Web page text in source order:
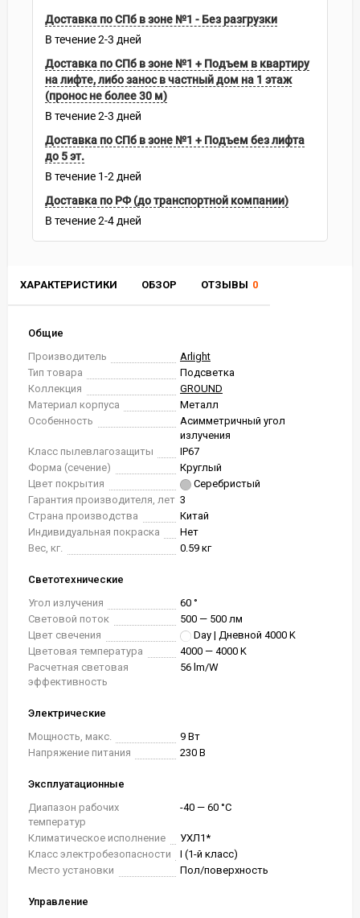
ХАРАКТЕРИСТИКИ ОБЗОР ОТЗЫВЫ 0
Общие
Производитель
Arlight
Тип товара
Подсветка
Коллекция
GROUND
Материал корпуса
Металл
Особенность
Асимметричный угол
излучения
Класс пылевлагозащиты
IP67
Форма (сечение)
Круглый
Цвет покрытия
Серебристый
Гарантия производителя, лет 3
Страна производства
Китай
Индивидуальная покраска
Нет
Вес, кг.
0.59 кг
Светотехнические
Угол излучения
60 °
Световой поток
500 — 500 лм
Цвет свечения
Day | Дневной 4000 K
Цветовая температура
4000 — 4000 K
Расчетная световая
эффективность
56 lm/W
Электрические
Мощность, макс.
9 Вт
Напряжение питания
230 В
Эксплуатационные
Диапазон рабочих
температур
-40 — 60 °C
Климатическое исполнение
УХЛ1*
Класс электробезопасности
I (1-й класс)
Место установки
Пол/поверхность
Управление
Доставка по СПб в зоне №1 - Без разгрузки
В течение2-3 дней
Доставка по СПб в зоне №1 + Подъем в квартиру
на лифте, либо занос в частный дом на 1 этаж
(пронос не более 30 м)
В течение2-3 дней
Доставка по СПб в зоне №1 + Подъем без лифта
до 5 эт.
В течение 1-2 дней
Доставка по РФ (до транспортной компании)
В течение2-4 дней